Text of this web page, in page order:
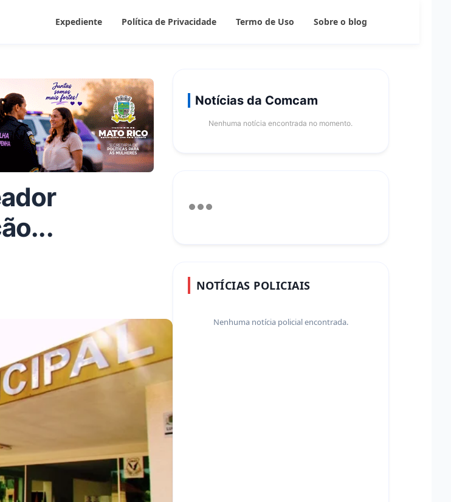
Expediente Política de Privacidade Termo de Uso Sobre o blog
Notícias da Comcam
Nenhuma notícia encontrada no momento.
NOTÍCIAS POLICIAIS
Nenhuma notícia policial encontrada.